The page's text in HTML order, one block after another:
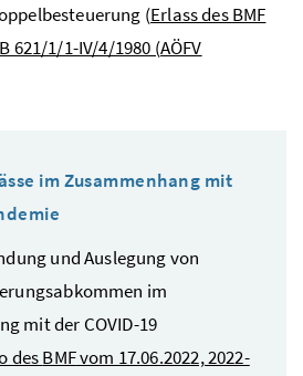
(Erlass desBMF
621/1/1-IV/4/1980 (AÖFV
im Zusammenhang mit
und Auslegung von
im
mit der COVID-19
desBMFvom 17.06.2022, 2022-